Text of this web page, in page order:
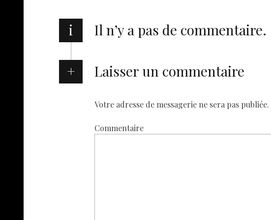
i Il n’y a pas de commentaire.
Laisser un commentaire
Votre adresse de messagerie ne sera pas publiée.
Commentaire